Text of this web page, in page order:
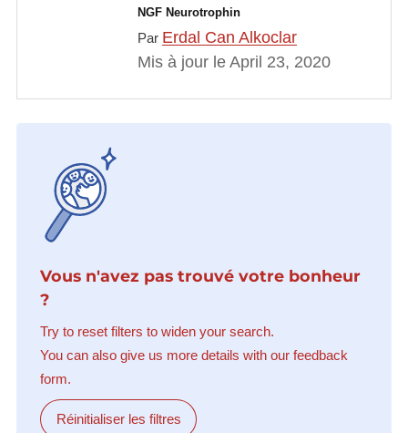
NGF Neurotrophin
Par Erdal Can Alkoclar
Mis à jour le April 23, 2020
Vous n'avez pas trouvé votre bonheur
?
Try to reset filters to widen your search.
You can also give us more details with our feedback
form.
Réinitialiser les filtres